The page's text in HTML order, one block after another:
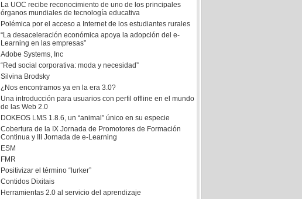
La UOC recibe reconocimiento de uno de los principales
órganos mundiales de tecnología educativa
Polémica por el acceso a Internet de los estudiantes rurales
“La desaceleración económica apoya la adopción del e-
Learning en las empresas”
Adobe Systems, Inc
“Red social corporativa: moda y necesidad”
Silvina Brodsky
¿Nos encontramos ya en la era 3.0?
Una introducción para usuarios con perfil offline en el mundo
de las Web 2.0
DOKEOS LMS 1.8.6, un “animal” único en su especie
Cobertura de la IX Jornada de Promotores de Formación
Continua y III Jornada de e-Learning
ESM
FMR
Positivizar el término “lurker”
Contidos Dixitais
Herramientas 2.0 al servicio del aprendizaje